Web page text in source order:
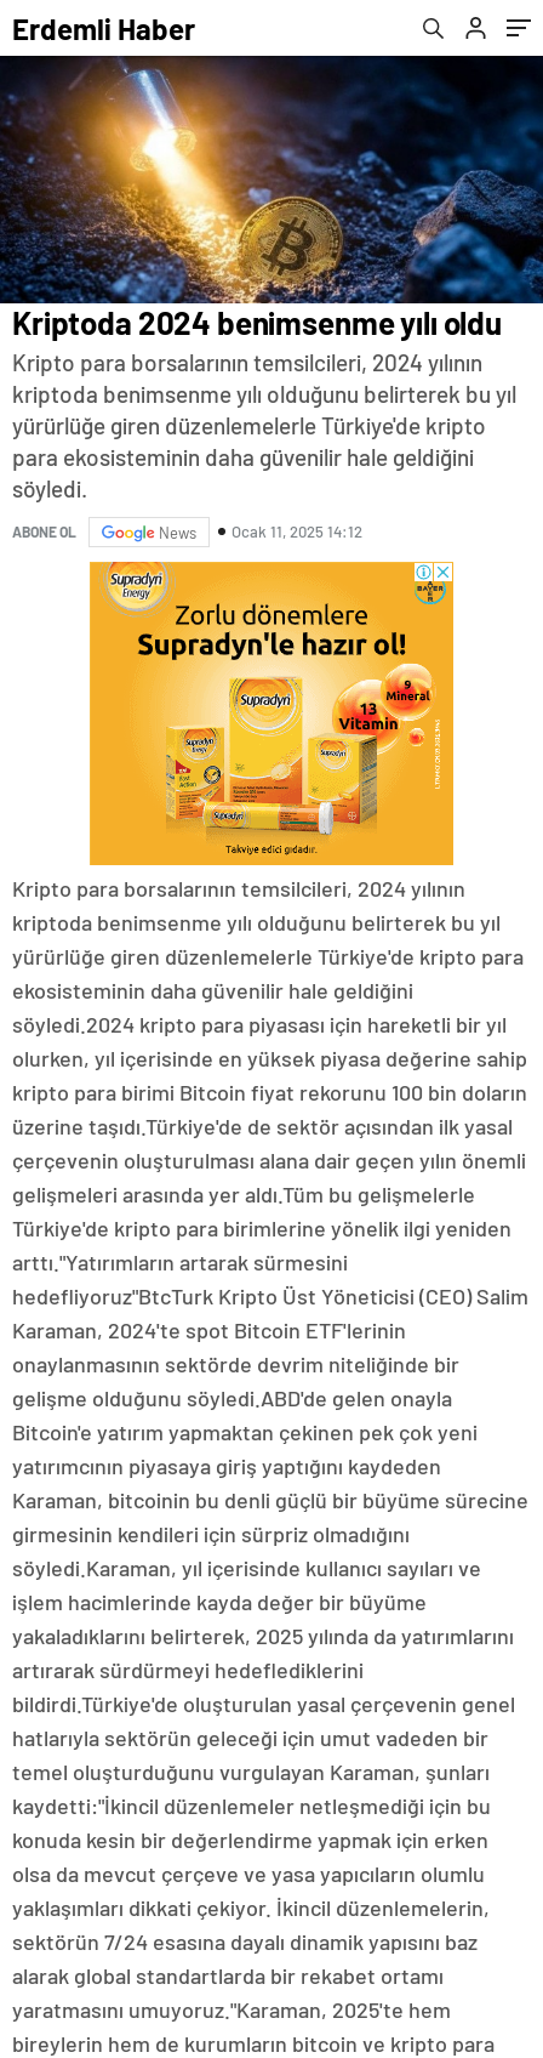
Erdemli Haber
Kriptoda 2024 benimsenme yılı oldu
Kripto para borsalarının temsilcileri, 2024 yılının
kriptoda benimsenme yılı olduğunu belirterek bu yıl
yürürlüğe giren düzenlemelerle Türkiye'de kripto
para ekosisteminin daha güvenilir hale geldiğini
söyledi.
ABONE OL News Ocak 11, 2025 14:12
Kripto para borsalarının temsilcileri, 2024 yılının
kriptoda benimsenme yılı olduğunu belirterek bu yıl
yürürlüğe giren düzenlemelerle Türkiye'de kripto para
ekosisteminin daha güvenilir hale geldiğini
söyledi.2024 kripto para piyasası için hareketli bir yıl
olurken, yıl içerisinde en yüksek piyasa değerine sahip
kripto para birimi Bitcoin fiyat rekorunu 100 bin doların
üzerine taşıdı.Türkiye'de de sektör açısından ilk yasal
çerçevenin oluşturulması alana dair geçen yılın önemli
gelişmeleri arasında yer aldı.Tüm bu gelişmelerle
Türkiye'de kripto para birimlerine yönelik ilgi yeniden
arttı."Yatırımların artarak sürmesini
hedefliyoruz"BtcTurk Kripto Üst Yöneticisi (CEO) Salim
Karaman, 2024'te spot Bitcoin ETF'lerinin
onaylanmasının sektörde devrim niteliğinde bir
gelişme olduğunu söyledi.ABD'de gelen onayla
Bitcoin'e yatırım yapmaktan çekinen pek çok yeni
yatırımcının piyasaya giriş yaptığını kaydeden
Karaman, bitcoinin bu denli güçlü bir büyüme sürecine
girmesinin kendileri için sürpriz olmadığını
söyledi.Karaman, yıl içerisinde kullanıcı sayıları ve
işlem hacimlerinde kayda değer bir büyüme
yakaladıklarını belirterek, 2025 yılında da yatırımlarını
artırarak sürdürmeyi hedeflediklerini
bildirdi.Türkiye'de oluşturulan yasal çerçevenin genel
hatlarıyla sektörün geleceği için umut vadeden bir
temel oluşturduğunu vurgulayan Karaman, şunları
kaydetti:"İkincil düzenlemeler netleşmediği için bu
konuda kesin bir değerlendirme yapmak için erken
olsa da mevcut çerçeve ve yasa yapıcıların olumlu
yaklaşımları dikkati çekiyor. İkincil düzenlemelerin,
sektörün 7/24 esasına dayalı dinamik yapısını baz
alarak global standartlarda bir rekabet ortamı
yaratmasını umuyoruz."Karaman, 2025'te hem
bireylerin hem de kurumların bitcoin ve kripto para